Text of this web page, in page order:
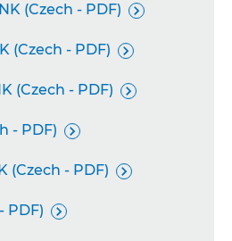
(Czech - PDF) 
(Czech - PDF) 
(Czech - PDF) 
- PDF) 
(Czech - PDF) 
PDF) 